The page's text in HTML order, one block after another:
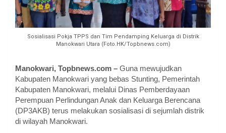
Sosialisasi Pokja TPPS dan Tim Pendamping Keluarga di Distrik
Manokwari Utara (Foto.HK/Topbnews.com)
Manokwari, Topbnews.com – Guna mewujudkan
Kabupaten Manokwari yang bebas Stunting, Pemerintah
Kabupaten Manokwari, melalui Dinas Pemberdayaan
Perempuan Perlindungan Anak dan Keluarga Berencana
(DP3AKB) terus melakukan sosialisasi di sejumlah distrik
di wilayah Manokwari.